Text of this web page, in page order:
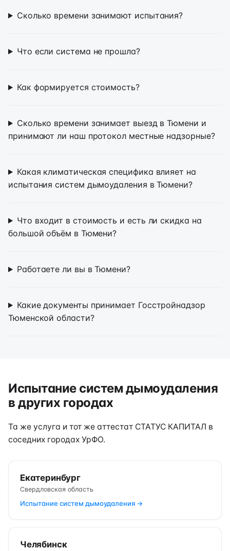
Сколько времени занимают испытания?
Что если система не прошла?
Как формируется стоимость?
Сколько времени занимает выезд в Тюмени и
принимают ли наш протокол местные надзорные?
Какая климатическая специфика влияет на
испытания систем дымоудаления в Тюмени?
Что входит в стоимость и есть ли скидка на
большой объём в Тюмени?
Работаете ли вы в Тюмени?
Какие документы принимает Госстройнадзор
Тюменской области?
Испытание систем дымоудаления
в других городах
Та же услуга и тот же аттестат СТАТУС КАПИТАЛ в
соседних городах УрФО.
Екатеринбург
Свердловская область
Испытание систем дымоудаления →
Челябинск